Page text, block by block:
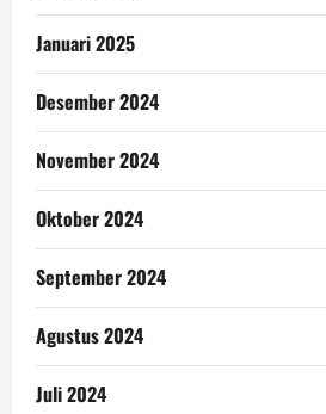
Januari 2025
Desember 2024
November 2024
Oktober 2024
September 2024
Agustus 2024
Juli 2024